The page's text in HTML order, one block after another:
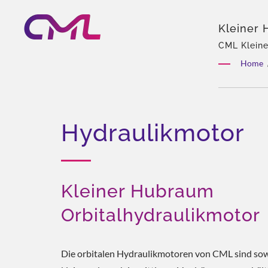
Kleiner
100®
CML
Team,
Home
Hydraulikmotor
Kleiner Hubraum
Orbitalhydraulikmotor
Die orbitalen Hydraulikmotoren von CML sind